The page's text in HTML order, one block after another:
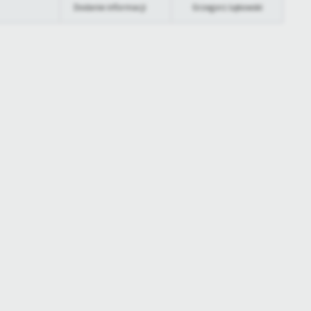
SPRAWY KOMUNALNE I INWESTYCJE
Dodanie informacji Grzegorz Łękowski